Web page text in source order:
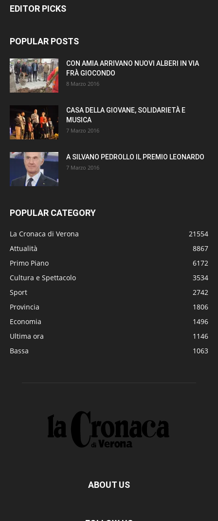
EDITOR PICKS
POPULAR POSTS
CON AMIA ARRIVANO NUOVI ALBERI IN VIA
FRÀ GIOCONDO
8 Marzo 2016
CASA DELLA GIOVANE, SOLIDARIETÀ E
MUSICA
7 Marzo 2016
A SILVANO PEDROLLO IL PREMIO LEONARDO
7 Marzo 2016
POPULAR CATEGORY
La Cronaca di Verona
21554
Attualità
8867
Primo Piano
6172
Cultura e Spettacolo
3534
Sport
2742
Provincia
1806
Economia
1496
Ultima ora
1146
Bassa
1063
ABOUT US